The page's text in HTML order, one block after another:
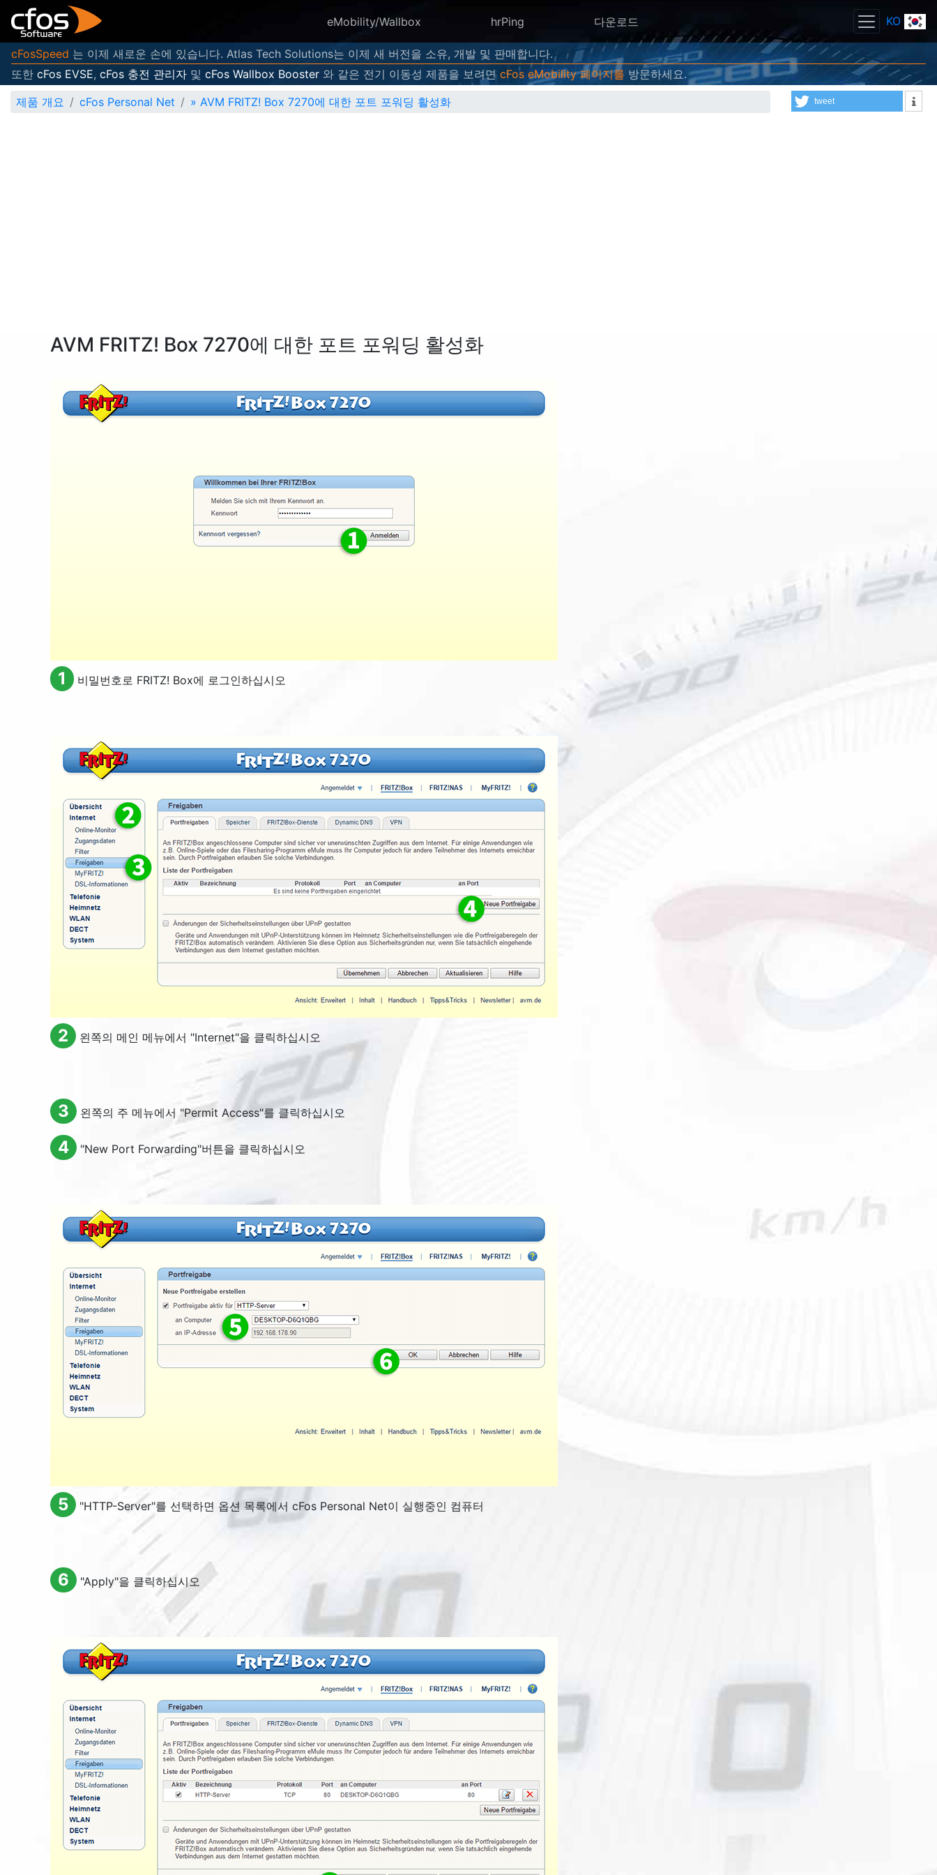
eMobility/Wallbox hrPing 다운로드 KO
cFosSpeed 는 이제 새로운 손에 있습니다. Atlas Tech Solutions는 이제 새 버전을 소유, 개발 및 판매합니다.
또한 cFos EVSE, cFos 충전 관리자 및 cFos Wallbox Booster 와 같은 전기 이동성 제품을 보려면 cFos eMobility 페이지를 방문하세요.
제품 개요
cFos Personal Net » AVM FRITZ! Box 7270에 대한 포트 포워딩 활성화 tweet
AVM FRITZ! Box 7270에 대한 포트 포워딩 활성화
1 비밀번호로 FRITZ! Box에 로그인하십시오
2 왼쪽의 메인 메뉴에서 "Internet"을 클릭하십시오
3 왼쪽의 주 메뉴에서 "Permit Access"를 클릭하십시오
4 "New Port Forwarding"버튼을 클릭하십시오
5 "HTTP-Server"를 선택하면 옵션 목록에서 cFos Personal Net이 실행중인 컴퓨터
6 "Apply"을 클릭하십시오